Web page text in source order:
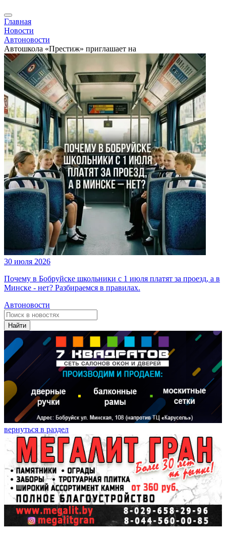
Главная
Новости
Автоновости
Автошкола «Престиж» приглашает на
30 июля 2026
Почему в Бобруйске школьники с 1 июля платят за проезд, а в
Минске - нет? Разбираемся в правилах.
Автоновости
Найти
вернуться в раздел